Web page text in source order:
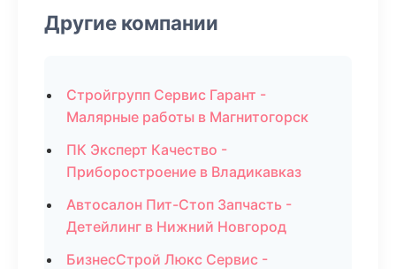
Другие компании
Стройгрупп Сервис Гарант -
Малярные работы в Магнитогорск
ПК Эксперт Качество -
Приборостроение в Владикавказ
Автосалон Пит-Стоп Запчасть -
Детейлинг в Нижний Новгород
БизнесСтрой Люкс Сервис -